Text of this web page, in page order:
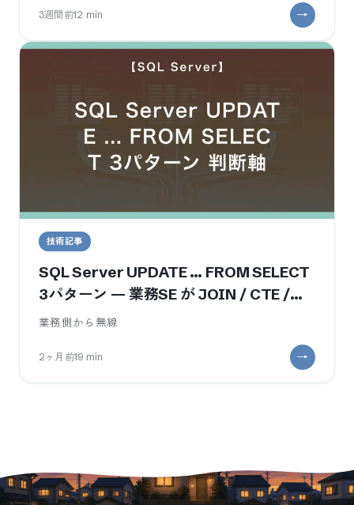
3週間前12 min
技術記事
SQL Server UPDATE … FROM SELECT
3パターン — 業務SE が JOIN / CTE /
MERGE を本番で使い分ける判断軸
業務側から無線
2ヶ月前19 min